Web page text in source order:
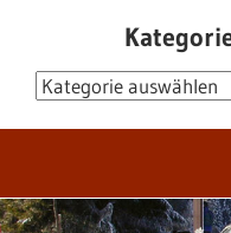
Club
Kategorien